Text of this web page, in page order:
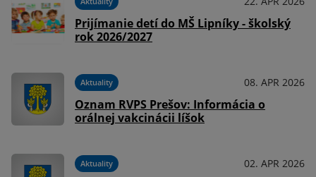
Prijímanie detí do MŠ Lipníky - školský
rok 2026/2027
Aktuality 08. APR 2026
Oznam RVPS Prešov: Informácia o
orálnej vakcinácii líšok
Aktuality 02. APR 2026